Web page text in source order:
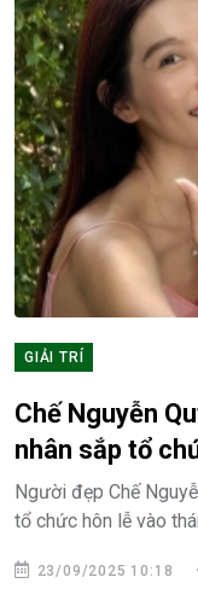
GIẢI TRÍ
Chế Nguyễn
nhân sắp tổ
Người đẹp Chế
tổ chức hôn lễ vào
23/09/2025 10:18